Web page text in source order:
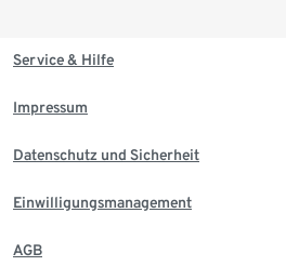
Service & Hilfe
Impressum
Datenschutz und Sicherheit
Einwilligungsmanagement
AGB